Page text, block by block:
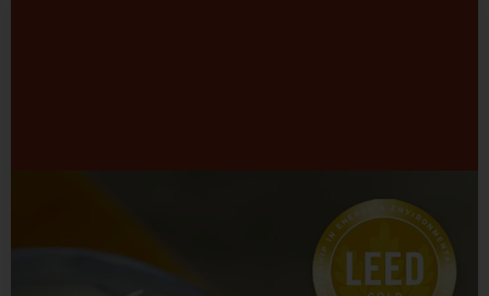
TASA ha adoptado el modelo que propone el Premio
Nacional a la Calidad.